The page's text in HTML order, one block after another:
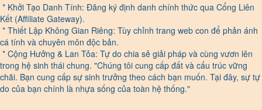
* Khởi Tạo Danh Tính: Đăng ký định danh chính thức qua Cổng Liên
Kết (Affiliate Gateway).
* Thiết Lập Không Gian Riêng: Tùy chỉnh trang web con để phản ánh
cá tính và chuyên môn độc bản.
* Cộng Hưởng & Lan Tỏa: Tự do chia sẻ giải pháp và cùng vươn lên
trong hệ sinh thái chung. "Chúng tôi cung cấp đất và cấu trúc vững
chãi. Bạn cung cấp sự sinh trưởng theo cách bạn muốn. Tại đây, sự tự
do của bạn chính là nhựa sống của toàn hệ thống."